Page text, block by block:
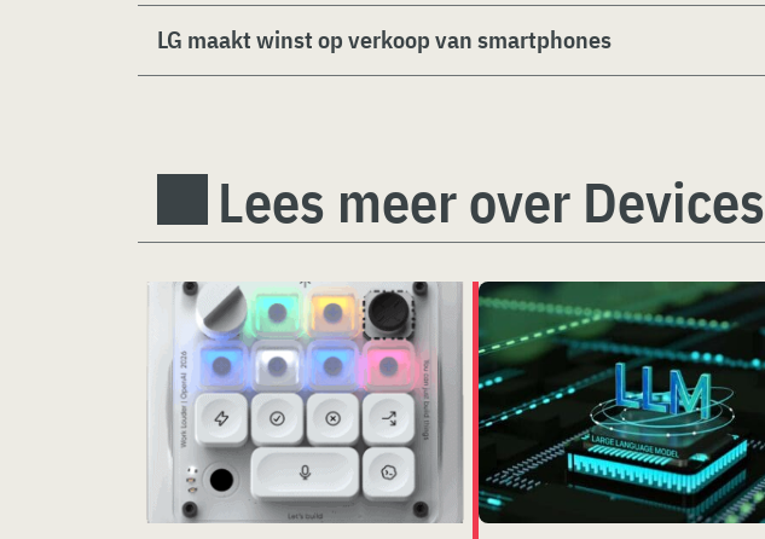
LG maakt winst op verkoop van smartphones
Lees meer over Devices